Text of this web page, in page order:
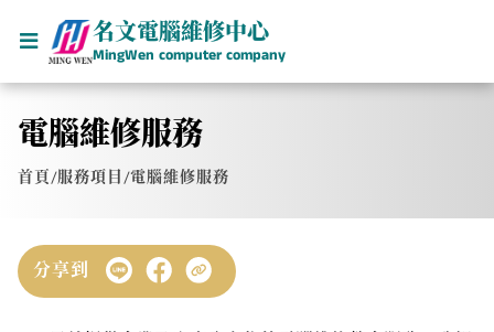
名文電腦維修中心
MingWen computer company
電腦維修服務
首頁/服務項目/電腦維修服務
分享到